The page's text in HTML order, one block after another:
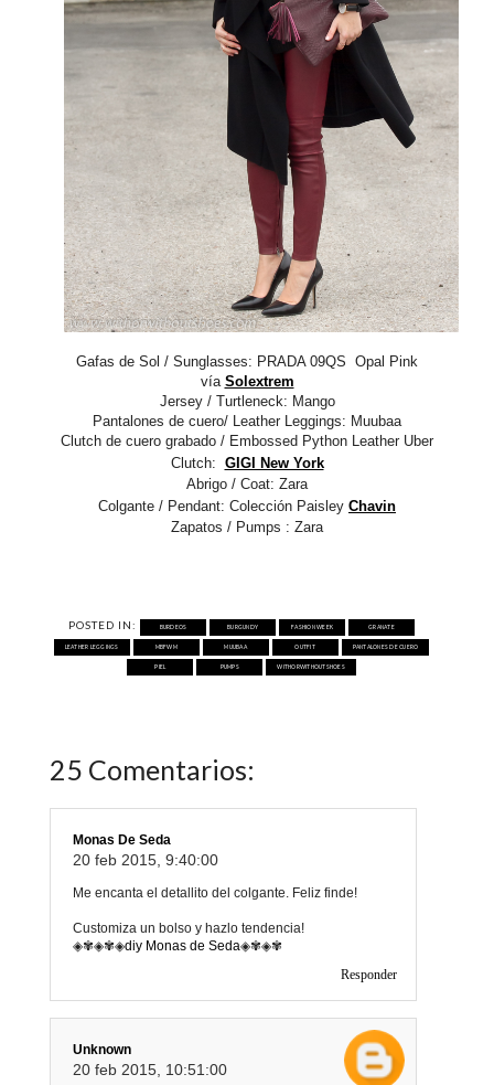
Gafas de Sol / Sunglasses: PRADA 09QS Opal Pink
vía Solextrem
Jersey / Turtleneck: Mango
Pantalones de cuero/ Leather Leggings: Muubaa
Clutch de cuero grabado / Embossed Python Leather Uber
Clutch: GIGI New York
Abrigo / Coat: Zara
Colgante / Pendant: Colección Paisley Chavin
Zapatos / Pumps : Zara
POSTED IN: BURDEOS BURGUNDY FASHION WEEK GRANATE
LEATHER LEGGINGS MBFWM MUUBAA OUTFIT PANTALONES DE CUERO
PIEL PUMPS WITHORWITHOUTSHOES
25 Comentarios:
Monas De Seda
20 feb 2015, 9:40:00
Me encanta el detallito del colgante. Feliz finde!
Customiza un bolso y hazlo tendencia!
◈✾◈✾◈diy Monas de Seda◈✾◈✾
Responder
Unknown
20 feb 2015, 10:51:00